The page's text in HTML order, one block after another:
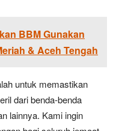
BBM Gunakan
& Aceh Tengah
untuk memastikan
dari benda-benda
lainnya. Kami ingin